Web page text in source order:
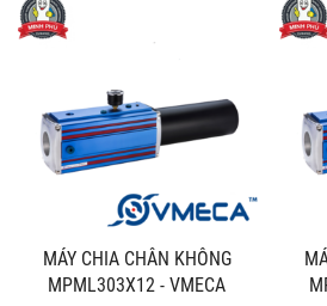
MÁY CHIA CHÂN KHÔNG
MPML303X12 - VMECA